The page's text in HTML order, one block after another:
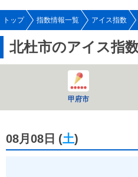
トップ 指数情報一覧 アイス指数
北杜市のアイス指
甲府市
08月08日 (土)